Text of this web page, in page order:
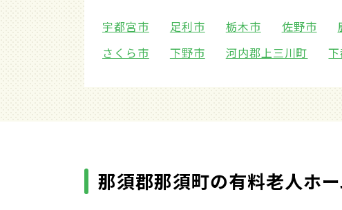
宇都宮市 足利市 栃木市 佐野市
さくら市
下野市 河内郡上三川町
那須郡那須町の有料老人ホ